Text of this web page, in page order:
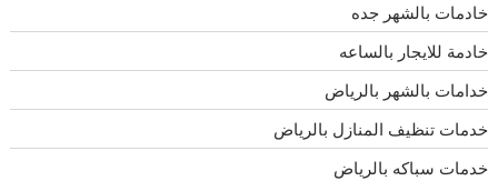
خادمات بالشهر جده
خادمة للايجار بالساعه
خدامات بالشهر بالرياض
خدمات تنظيف المنازل بالرياض
خدمات سباكه بالرياض